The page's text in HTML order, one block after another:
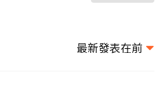
最新發表在前